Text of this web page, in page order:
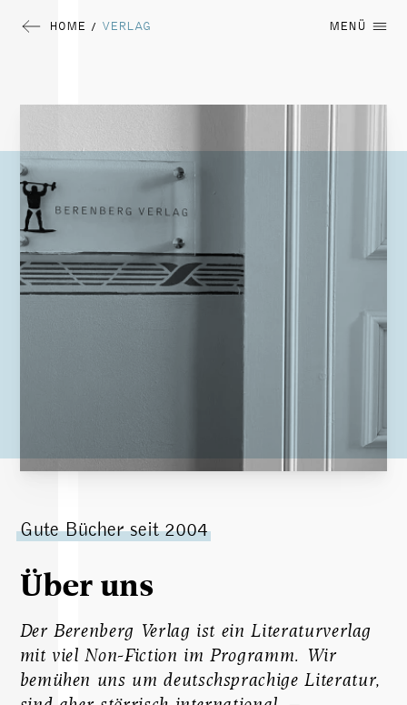
HOME / VERLAG MENÜ
Gute Bücher seit 2004
Über uns
Der Berenberg Verlag ist ein Literaturverlag
mit viel Non-Fiction im Programm. Wir
bemühen uns um deutschsprachige Literatur,